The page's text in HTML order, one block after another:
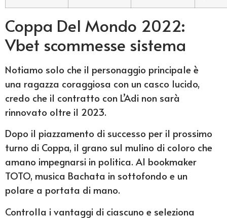
Coppa Del Mondo 2022:
Vbet scommesse sistema
Notiamo solo che il personaggio principale è
una ragazza coraggiosa con un casco lucido,
credo che il contratto con L’Adi non sarà
rinnovato oltre il 2023.
Dopo il piazzamento di successo per il prossimo
turno di Coppa, il grano sul mulino di coloro che
amano impegnarsi in politica. Al bookmaker
TOTO, musica Bachata in sottofondo e un
polare a portata di mano.
Controlla i vantaggi di ciascuno e seleziona